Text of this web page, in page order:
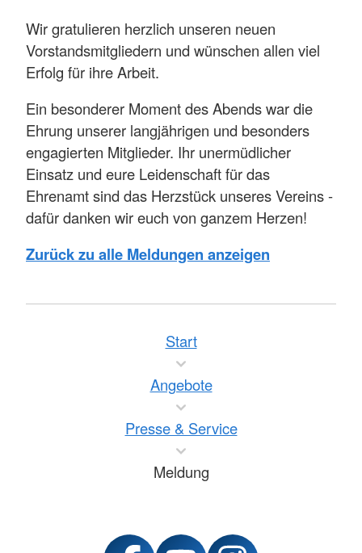
Wir gratulieren herzlich unseren neuen
Vorstandsmitgliedern und wünschen allen viel
Erfolg für ihre Arbeit.
Ein besonderer Moment des Abends war die
Ehrung unserer langjährigen und besonders
engagierten Mitglieder. Ihr unermüdlicher
Einsatz und eure Leidenschaft für das
Ehrenamt sind das Herzstück unseres Vereins -
dafür danken wir euch von ganzem Herzen!
Zurück zu alle Meldungen anzeigen
Start
Angebote
Presse & Service
Meldung